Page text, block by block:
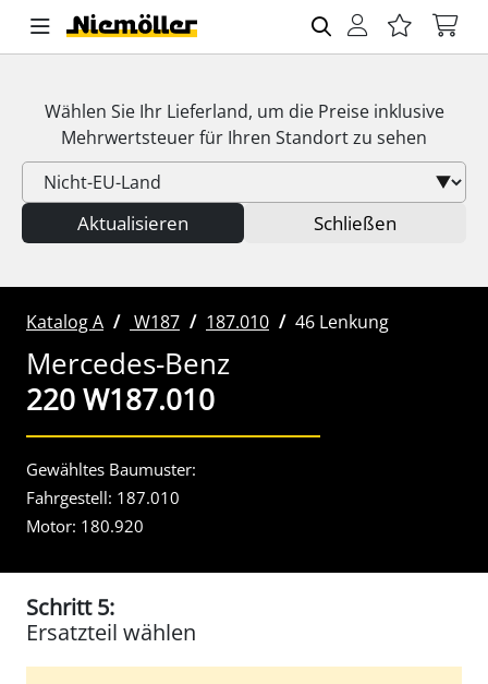
Wählen Sie Ihr Lieferland, um die Preise inklusive
Mehrwertsteuerfür Ihren Standort zu sehen
Aktualisieren Schließen
Katalog A W187 187.010 46 Lenkung
Mercedes-Benz
220 W187.010
Gewähltes Baumuster:
Fahrgestell: 187.010
Motor: 180.920
Schritt 5:
Ersatzteil wählen